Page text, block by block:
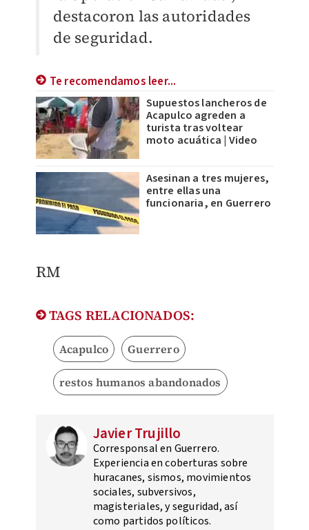
destacoron las autoridades
de seguridad.
Te recomendamos leer...
Supuestos lancheros de
Acapulco agreden a
turista tras voltear
moto acuática | Video
Asesinan a tres mujeres,
entre ellas una
funcionaria, en Guerrero
RM
TAGS RELACIONADOS:
Acapulco Guerrero
restos humanos abandonados
Javier Trujillo
Corresponsal en Guerrero.
Experiencia en coberturas sobre
huracanes, sismos, movimientos
sociales, subversivos,
magisteriales, y seguridad, así
como partidos políticos.